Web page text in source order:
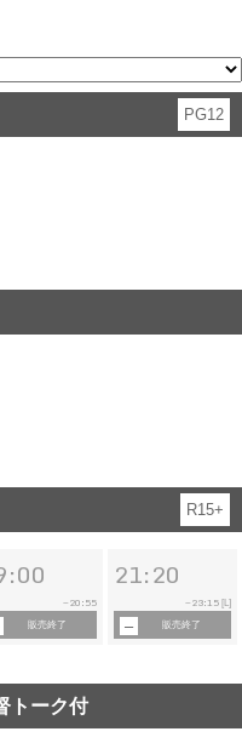
PG12
R15+
~ 20:55
販売終了
21:20
~ 23:15 [L]
販売終了
トーク付